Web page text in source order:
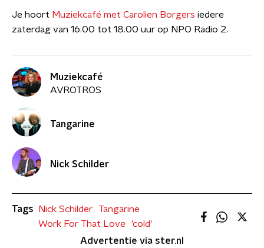
Je hoort Muziekcafé met Carolien Borgers iedere
zaterdag van 16.00 tot 18.00 uur op NPO Radio 2.
Muziekcafé
AVROTROS
Tangarine
Nick Schilder
Tags Nick Schilder
Tangarine
Work For That Love
'cold'
Advertentie via ster.nl